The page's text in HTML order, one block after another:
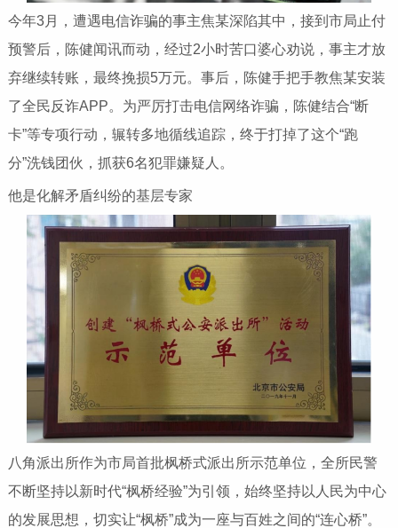
今年3月，遭遇电信诈骗的事主焦某深陷其中，接到市局止付
预警后，陈健闻讯而动，经过2小时苦口婆心劝说，事主才放
弃继续转账，最终挽损5万元。事后，陈健手把手教焦某安装
了全民反诈APP。为严厉打击电信网络诈骗，陈健结合“断
卡”等专项行动，辗转多地循线追踪，终于打掉了这个“跑
分”洗钱团伙，抓获6名犯罪嫌疑人。
他是化解矛盾纠纷的基层专家
八角派出所作为市局首批枫桥式派出所示范单位，全所民警
不断坚持以新时代“枫桥经验”为引领，始终坚持以人民为中心
的发展思想，切实让“枫桥”成为一座与百姓之间的“连心桥”。